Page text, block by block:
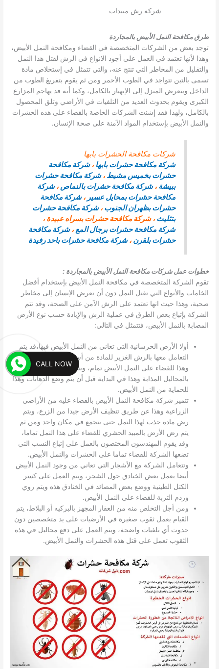
شركة رش مبيدات
طرق مكافحة النمل الأبيض بالمجاردة
توجد بعض من الشركات المتخصصة في القضاء ومكافحة النمل الأبيض،
وهذا لأنها تعتمد في العمل على أجود الانواع في الرش لقتل هذا النمل
والتقليل من المخاطر التي تنتج عنه، والتي تتمثل في إستخلاص مادة
تسمى بالتبن تتواجد في الطوب الأحمر ومن ثم يقوم بتفريغ الطوب من
الداخل ويتعرض المنزل إلى الإنهيار بالكامل، وكما أنه قد يهاجم المزارع
الكبرى ويقوم بحدوث العديد من التلفيات في الأراضي وتلق المحصول
بالكامل، ولهذا فقد إشئت الشركات الخاصة بالقضاء على هذه الحشرات
والنمل الأبيض بإستخدام المواد الآمنة على صحة الإنسان.
شركات مكافحة الحشرات بابها
شركة مكافحة حشرات بابها ،شركة مكافحة
حشرات بخميس مشيط،شركة مكافحة حشرات
ببيشة،شركة مكافحة حشرات بالنماص،شركة
مكافحة حشرات بمحايل عسير ،شركة مكافحة
حشرات بظهران الجنوب،شركة مكافحة حشرات
بتثليث، شركة مكافحة حشرات بسراه عبيدة ،
شركة مكافحة حشرات برجال المع،شركة مكافحة
حشرات بلقرن،شركة مكافحة حشرات باحد رفيدة
خطوات عمل شركات مكافحة النمل الأبيض بالمجاردة:
تقوم الشركة المتخصصة في مكافحة النمل الأبيض بإستخدام أفضل
الخامات والأنواع التي تقتل النمل دون أن تعرض الإنسان إلى مخاطر
صحية، وهذا حيث انها تعتمد على الرش الآمن على الصحة، وقد تتم
الشركة بإتباع بعض الطرق في عملية الرش والإبادة حسب نوع الأرض
المصابة بالنمل الأبيض، فتتمثل في التالي:
أولا الأرض الخرسانية التي تعاني من النمل الأبيض فيها،قد يتم
التعامل معها بالرش الغزير للمادة من أسفل التربة حتى الاعلى،
وهذا للقضاء على النمل الأبيض تمام، ويتم رش النوافذ والأبواب
بالمحاليل المذابة وهذا في البداية قبل أن يتم وضع الدهانات وهذا
للحماية من النمل الأبيض.
تتميز شركة مكافحة النمل الأبيض بالقضاء عليه من الأراضي
الزراعية وهذا عن طريق تنظيف الأرض جيدا من الزرع، ويتم
رض مادة جذب لهذا النمل حتى يتجمع في مكان واحد ومن ثم
يتم رض الأرض بالمبيد الحشري للقضاء على هذا النمل تماما،
وقد يقوم المهندسون المختصون بالعمل على إتباع النسب التي
تضعها الشركة للقضاء تماما على الحشرات والنمل الأبيض.
وتتعامل الشركة مع الأشجار التي تعاني من وجود النمل الأبيض
أيضا بعمل بعض الخنادق حول الشجر، ويتم العمل على كسر
الكتل الطينية ووضع بعض المصائد في الخنادق هذه ويتم روي
وردم التربة للقضاء على النمل الأبيض.
ومن أجل التخلص منه من العقار المجهز بالبركيه أو البلاط، يتم
القيام بعمل ثقوب صغيرة في الأرضيات على يد متخصصين دون
حدوث أي تلفيات واضحة، ويتم العمل على دفع محاليل في هذه
الثقوب تعمل على قتل هذه الحشرات والنمل الأبيض.
CALL NOW